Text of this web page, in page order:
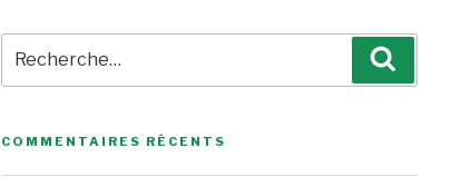
pour
:
COMMENTAIRES RÉCENTS